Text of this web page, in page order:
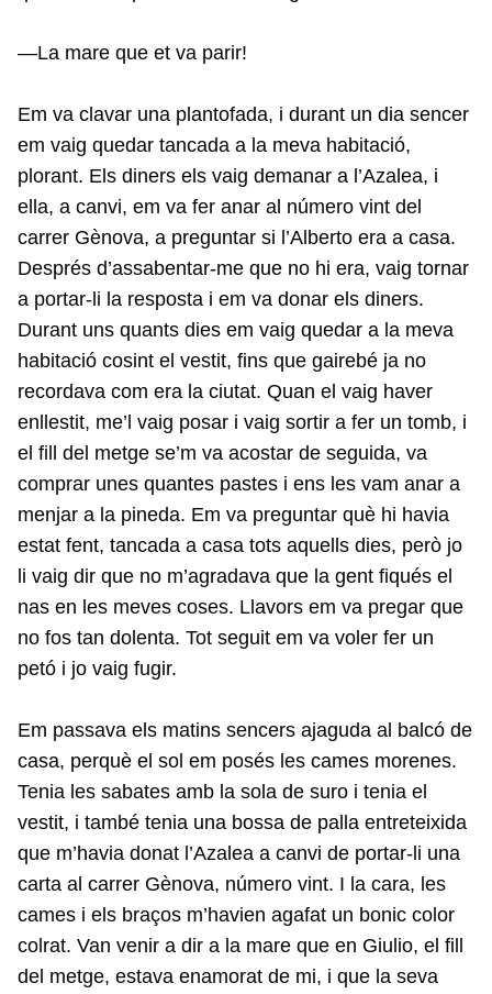
—La mare que et va parir!
Em va clavar una plantofada, i durant un dia sencer
em vaig quedar tancada a la meva habitació,
plorant. Els diners els vaig demanar a l’Azalea, i
ella, a canvi, em va fer anar al número vint del
carrer Gènova, a preguntar si l’Alberto era a casa.
Després d’assabentar-me que no hi era, vaig tornar
a portar-li la resposta i em va donar els diners.
Durant uns quants dies em vaig quedar a la meva
habitació cosint el vestit, fins que gairebé ja no
recordava com era la ciutat. Quan el vaig haver
enllestit, me’l vaig posar i vaig sortir a fer un tomb, i
el fill del metge se’m va acostar de seguida, va
comprar unes quantes pastes i ens les vam anar a
menjar a la pineda. Em va preguntar què hi havia
estat fent, tancada a casa tots aquells dies, però jo
li vaig dir que no m’agradava que la gent fiqués el
nas en les meves coses. Llavors em va pregar que
no fos tan dolenta. Tot seguit em va voler fer un
petó i jo vaig fugir.
Em passava els matins sencers ajaguda al balcó de
casa, perquè el sol em posés les cames morenes.
Tenia les sabates amb la sola de suro i tenia el
vestit, i també tenia una bossa de palla entreteixida
que m’havia donat l’Azalea a canvi de portar-li una
carta al carrer Gènova, número vint. I la cara, les
cames i els braços m’havien agafat un bonic color
colrat. Van venir a dir a la mare que en Giulio, el fill
del metge, estava enamorat de mi, i que la seva